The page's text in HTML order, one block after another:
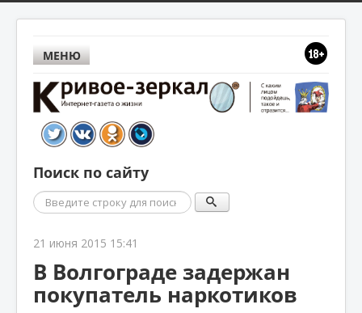
МЕНЮ
Поиск по сайту
Поиск
21 июня 2015 15:41
В Волгограде задержан
покупатель наркотиков